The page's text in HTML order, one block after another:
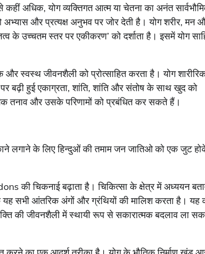
कहीं अधिक, योग व्यक्तिगत आत्म या चेतना का अनंत
और प्रत्यक्ष अनुभव पर जोर देती है। योग शरीर, मन
के उच्चतम स्तर पर एकीकरण’ को दर्शाता है। इसमें योग
स्वस्थ जीवनशैली को प्रोत्साहित करता है। योग
बढ़ी हुई एकाग्रता, शांति, शांति और संतोष के साथ खुद को
तनाव और उसके परिणामों को प्रबंधित कर सकते हैं।
लगाने के लिए हिन्दुओं की तमाम जन जातिओ को एक जुट
की चिकनाई बढ़ाता है। चिकित्सा के क्षेत्र में अध्ययन
यह सभी आंतरिक अंगों और ग्रंथियों की मालिश करता है। यह
की जीवनशैली में स्थायी रूप से सकारात्मक बदलाव ला